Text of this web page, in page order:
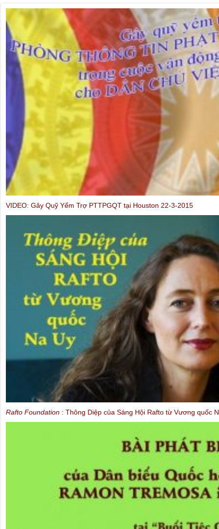
VIDEO: Gây Quỹ Yểm Trợ PTTPGQT tại Houston 22-3-2015
Rafto Foundation : Thông Diệp của Sáng Hội Rafto từ Vương quốc